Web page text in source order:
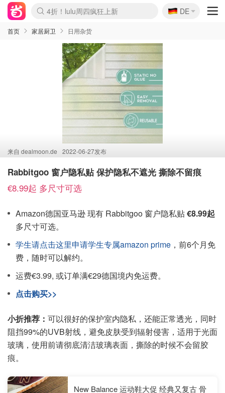
Boticinal 夏促开抢！
4折！lulu周四疯狂上新
还没结束！&OtherStories大促
Joybuy变相75折 随时失效
速领！Stanley独家85折
疑似霸哥！Camper额外叠85折
Zalando 奥莱闪促！每日更新
Moncler反季囤！5折起+叠9折
Coach Brooklyn仅€192
🇩🇪
DE
首页 家居厨卫 日用杂货
来自 dealmoon.de 2022-06-27发布
Rabbitgoo 窗户隐私贴 保护隐私不遮光 撕除不留痕
€8.99起 多尺寸可选
Amazon德国亚马逊 现有 Rabbitgoo 窗户隐私贴€8.99起
多尺寸可选。
学生请点击这里申请学生专属amazon prime ，前6个月免
费，随时可以解约。
运费€3.99, 或订单满€29德国境内免运费。
点击购买>>
小折推荐： 可以很好的保护室内隐私，还能正常透光，同时
阻挡99%的UVB射线，避免皮肤受到辐射侵害，适用于光面
玻璃，使用前请彻底清洁玻璃表面，撕除的时候不会留胶
痕。
New Balance 运动鞋大促 经典又复古 骨